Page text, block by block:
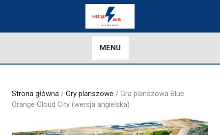
MENU
Strona główna / Gry planszowe / Gra planszowa Blue
Orange Cloud City (wersja angielska)